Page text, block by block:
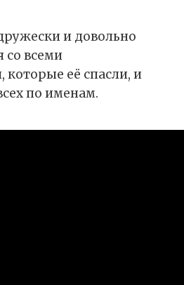
и довольно
со всеми
её спасли, и
по именам.